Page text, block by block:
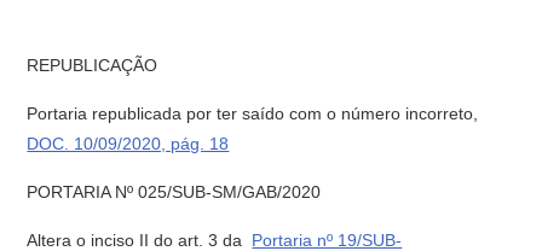
REPUBLICAÇÃO
Portaria republicada por ter saído com o número incorreto,
DOC. 10/09/2020, pág. 18
PORTARIA Nº 025/SUB-SM/GAB/2020
Altera o inciso II do art. 3 da Portaria nº 19/SUB-